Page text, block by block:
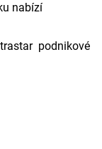
nabízí
podnikové